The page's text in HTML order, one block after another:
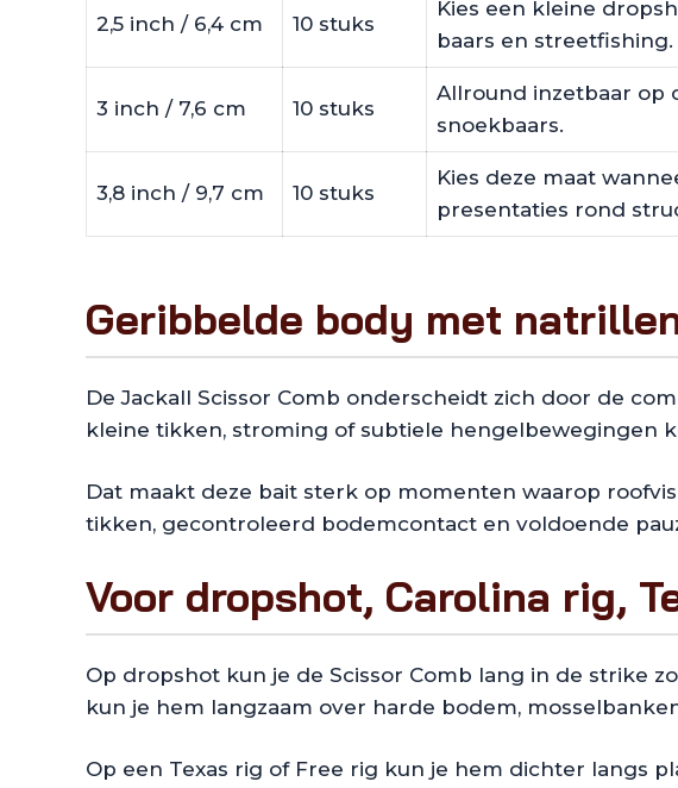
2,5 inch / 6,4 cm 10 stuks
Kies een kleine
baars en streetfishing.
3 inch / 7,6 cm 10 stuks
Allround inzetbaar op
snoekbaars.
3,8 inch / 9,7 cm 10 stuks
Kies deze maat
presentaties rond
Geribbelde body met
De Jackall Scissor Comb onderscheidt zich door de
kleine tikken, stroming of subtiele hengelbewegingen
Dat maakt deze bait sterk op momenten waarop
tikken, gecontroleerd bodemcontact en voldoende
Voor dropshot, Carolina rig,
Op dropshot kun je de Scissor Comb lang in de strike
kun je hem langzaam over harde bodem,
Op een Texas rig of Free rig kun je hem dichter langs